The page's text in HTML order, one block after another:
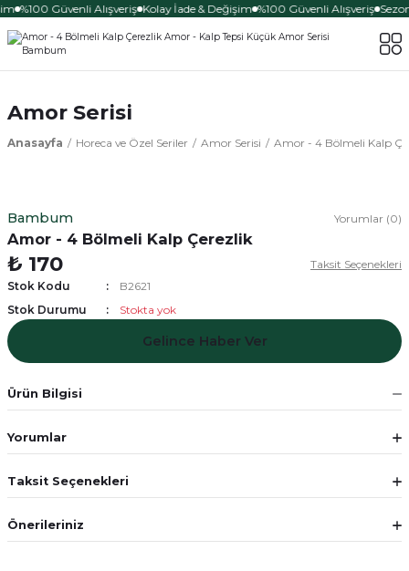
%100 Güvenli Alışveriş Kolay İade & Değişim %100 Güvenli Alışveriş
Amor Serisi
Anasayfa Horeca ve Özel Seriler Amor Serisi Amor - 4 Bölmeli Kalp
Bambum Yorumlar (0)
Amor - 4 Bölmeli Kalp Çerezlik
₺ 170
Taksit Seçenekleri
Stok Kodu
B2621
Stok Durumu
Stokta yok
Gelince Haber Ver
Ürün Bilgisi
Yorumlar
Taksit Seçenekleri
Önerileriniz